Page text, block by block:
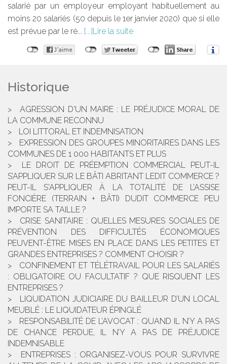
salarié par un employeur employant habituellement au
moins 20 salariés (50 depuis le 1er janvier 2020) que si elle
est prévue par le rè...
Lire la suite
Historique
AGRESSION D'UN MAIRE : LE PRÉJUDICE MORAL DE
LA COMMUNE RECONNU
LOI LITTORAL ET INDEMNISATION
EXPRESSION DES GROUPES MINORITAIRES DANS LES
COMMUNES DE 1 000 HABITANTS ET PLUS
LE DROIT DE PRÉEMPTION COMMERCIAL PEUT-IL
S’APPLIQUER SUR LE BÂTI ABRITANT LEDIT COMMERCE ?
PEUT-IL S'APPLIQUER À LA TOTALITÉ DE L’ASSISE
FONCIÈRE (TERRAIN + BÂTI) DUDIT COMMERCE PEU
IMPORTE SA TAILLE ?
CRISE SANITAIRE : QUELLES MESURES SOCIALES DE
PRÉVENTION DES DIFFICULTÉS ÉCONOMIQUES
PEUVENT-ÊTRE MISES EN PLACE DANS LES PETITES ET
GRANDES ENTREPRISES ? COMMENT CHOISIR ?
CONFINEMENT ET TÉLÉTRAVAIL POUR LES SALARIÉS
: OBLIGATOIRE OU FACULTATIF ? QUE RISQUENT LES
ENTREPRISES ?
LIQUIDATION JUDICIAIRE DU BAILLEUR D’UN LOCAL
MEUBLÉ : LE LIQUIDATEUR ÉPINGLÉ
RESPONSABILITÉ DE L’AVOCAT : QUAND IL N’Y A PAS
DE CHANCE PERDUE, IL N’Y A PAS DE PRÉJUDICE
INDEMNISABLE
ENTREPRISES : ORGANISEZ-VOUS POUR SURVIVRE